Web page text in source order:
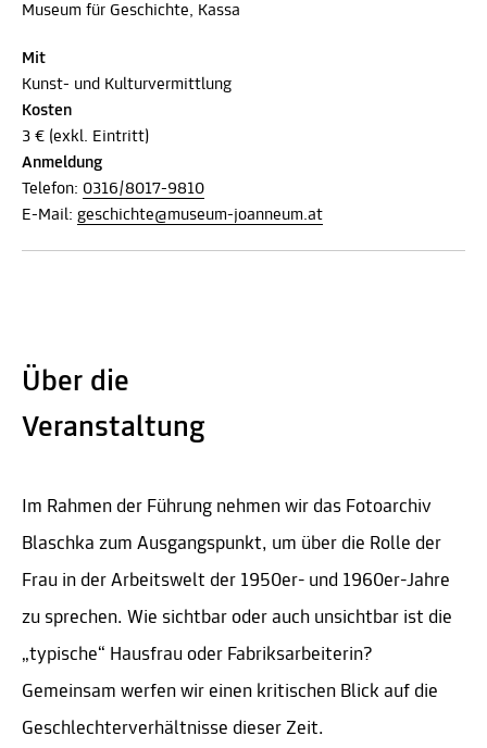
Museum für Geschichte, Kassa
Mit
Kunst- und Kulturvermittlung
Kosten
3 € (exkl. Eintritt)
Anmeldung
Telefon: 0316/8017-9810
E-Mail: geschichte@museum-joanneum.at
Über die
Veranstaltung
Im Rahmen der Führung nehmen wir das Fotoarchiv
Blaschka zum Ausgangspunkt, um über die Rolle der
Frau in der Arbeitswelt der 1950er- und 1960er-Jahre
zu sprechen. Wie sichtbar oder auch unsichtbar ist die
„typische“ Hausfrau oder Fabriksarbeiterin?
Gemeinsam werfen wir einen kritischen Blick auf die
Geschlechterverhältnisse dieser Zeit.